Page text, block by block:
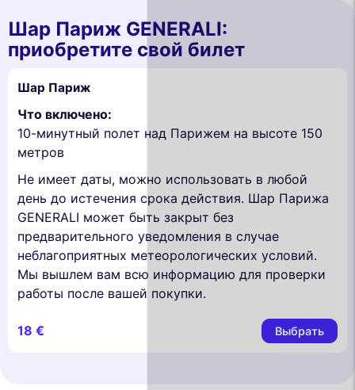
Шар Париж GENERALI:
приобретите свой билет
Шар Париж
Что включено:
10-минутный полет над Парижем на высоте 150
метров
Не имеет даты, можно использовать в любой
день до истечения срока действия. Шар Парижа
GENERALI может быть закрыт без
предварительного уведомления в случае
неблагоприятных метеорологических условий.
Мы вышлем вам всю информацию для проверки
работы после вашей покупки.
18 € Выбрать